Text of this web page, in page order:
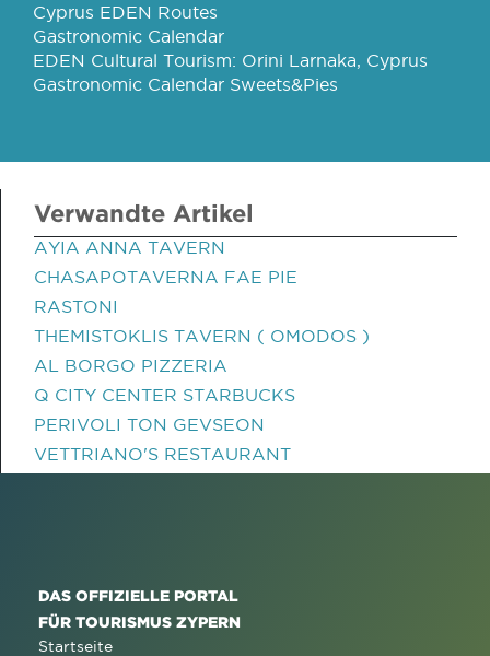
Cyprus EDEN Routes
Gastronomic Calendar
EDEN Cultural Tourism: Orini Larnaka, Cyprus
Gastronomic Calendar Sweets&Pies
Verwandte Artikel
AYIA ANNA TAVERN
CHASAPOTAVERNA FAE PIE
RASTONI
THEMISTOKLIS TAVERN ( OMODOS )
AL BORGO PIZZERIA
Q CITY CENTER STARBUCKS
PERIVOLI TON GEVSEON
VETTRIANO'S RESTAURANT
DAS OFFIZIELLE PORTAL
FÜR TOURISMUS ZYPERN
Startseite